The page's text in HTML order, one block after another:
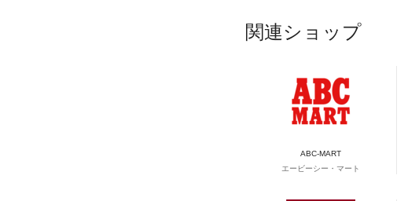
関連ショップ
ABC-MART
エービーシー・マート